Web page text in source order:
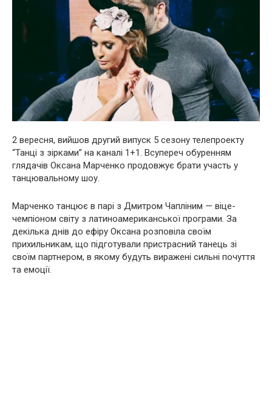
2 вересня, вийшов другий випуск 5 сезону телепроекту
“Танці з зірками” на каналі 1+1. Всупереч обуренням
глядачів Оксана Марченко продовжує брати участь у
танцювальному шоу.
Марченко танцює в парі з Дмитром Чапліним — віце-
чемпіоном світу з латиноамериканської програми. За
декілька днів до ефіру Оксана розповіла своїм
прихильникам, що підготували пpиcтpасний танець зі
своїм партнером, в якому будуть виражені сильні почуття
та емоції.